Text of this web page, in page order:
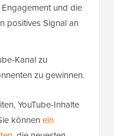
und die
positives Signal an
Kanal zu
zu gewinnen.
YouTube-Inhalte
können ein